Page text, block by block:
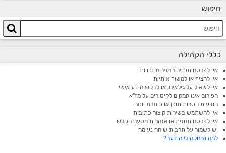
חיפוש
כללי הקהילה
אין לפרסם תכנים המפרים זכויות
אין להציף או למשוך אותיות
אין לשאול על גילאים, או לבקש מידע אישי
הפורום אינו המקום לקיטורים על מז"א
הודעות חסרות תוכן או כותרת יוסרו
אין להשתמש בשירות קיצור כתובות
אין לפרסם תחזית או אזהרות מטעם הגולש
יש לשמור על תרבות שיחה נעימה
למה נמחקה לי הודעה?